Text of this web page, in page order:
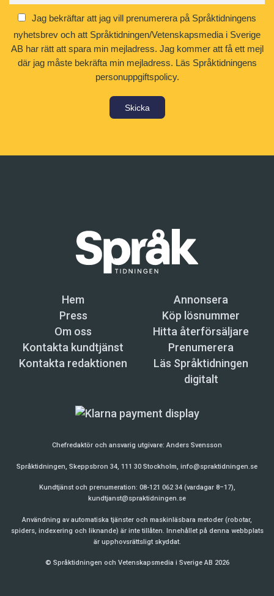
Jag bekräftar att jag vill prenumerera på Språktidningens
nyhetsbrev och att Språktidningen/Vetenskapsmedia i Sverige
AB har rätt att spara min mejladress. Jag kommer att få ett mejl
där jag måste bekräfta min mejladress. Läs Språktidningens
personuppgiftspolicy.
Skicka
Hem
Annonsera
Press
Köp lösnummer
Om oss
Hitta återförsäljare
Kontakta kundtjänst
Prenumerera
Kontakta redaktionen
Läs Språktidningen
digitalt
Chefredaktör och ansvarig utgivare:Anders Svensson
Språktidningen, Skeppsbron 34, 111 30 Stockholm, info@spraktidningen.se
Kundtjänst och prenumeration: 08-121 062 34 (vardagar 8–17),
kundtjanst@spraktidningen.se
Användning av automatiska tjänster och maskinläsbara metoder (robotar,
spiders, indexering och liknande) är inte tillåten. Innehållet på denna webbplats
är upphovsrättsligt skyddat.
© Språktidningen och Vetenskapsmedia i Sverige AB 2026